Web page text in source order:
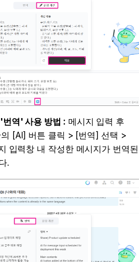
역' 사용 방법 : 메시지 입력 후
[AI] 버튼 클릭 > [번역] 선택 >
입력창 내 작성한 메시지가 번역된
.